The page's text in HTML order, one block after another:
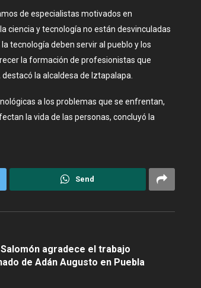
de especialistas motivados en
ciencia y tecnología no están desvinculadas
tecnología deben servir al pueblo y los
la formación de profesionistas que
la alcaldesa de Iztapalapa.
a los problemas que se enfrentan,
la vida de las personas, concluyó la
Send
agradece el trabajo
de Adán Augusto en Puebla